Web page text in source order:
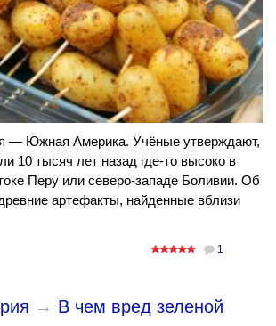
— Южная Америка. Учёные утверждают,
10 тысяч лет назад где-то высоко в
Перу или северо-западе Боливии. Об
артефакты, найденные вблизи
1
→ В чем вред зеленой